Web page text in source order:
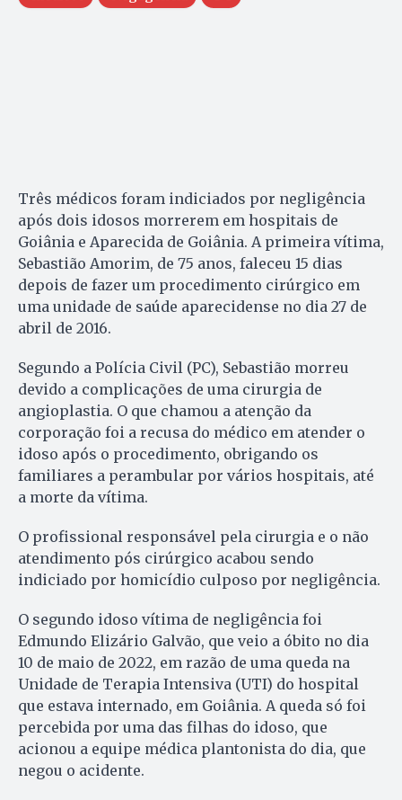
Três médicos foram indiciados por negligência
após dois idosos morrerem em hospitais de
Goiânia e Aparecida de Goiânia. A primeira vítima,
Sebastião Amorim, de 75 anos, faleceu 15 dias
depois de fazer um procedimento cirúrgico em
uma unidade de saúde aparecidense no dia 27 de
abril de 2016.
Segundo a Polícia Civil (PC), Sebastião morreu
devido a complicações de uma cirurgia de
angioplastia. O que chamou a atenção da
corporação foi a recusa do médico em atender o
idoso após o procedimento, obrigando os
familiares a perambular por vários hospitais, até
a morte da vítima.
O profissional responsável pela cirurgia e o não
atendimento pós cirúrgico acabou sendo
indiciado por homicídio culposo por negligência.
O segundo idoso vítima de negligência foi
Edmundo Elizário Galvão, que veio a óbito no dia
10 de maio de 2022, em razão de uma queda na
Unidade de Terapia Intensiva (UTI) do hospital
que estava internado, em Goiânia. A queda só foi
percebida por uma das filhas do idoso, que
acionou a equipe médica plantonista do dia, que
negou o acidente.